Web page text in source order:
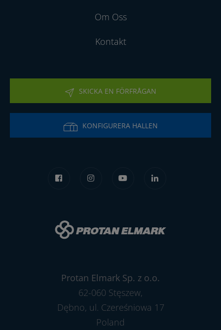
Om Oss
Kontakt
SKICKA EN FÖRFRÅGAN
KONFIGURERA HALLEN
Protan Elmark Sp. z o.o.
62-060 Stęszew,
Dębno, ul. Czereśniowa 17
Poland